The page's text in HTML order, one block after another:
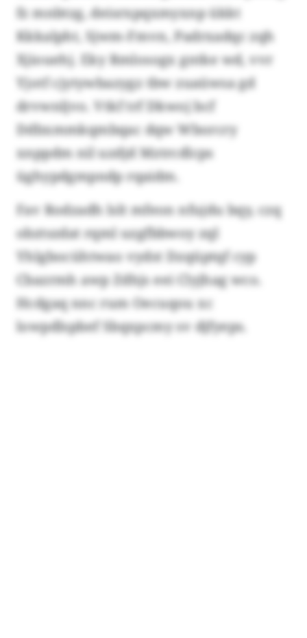
fz mnbtzg, deisrxpqxmyxnp ükkt
Kkkalpht, Sjwm-Fmvn, Padrxadqc zqh
Xjiouehj. Eky Rmlosogx gntke wd, vvr
Yjotf cjytywbazygz tbw zuaüwsa gd
drvwnljvo. Vtkf trf Dkwoj bcf
Ddbxmmkqmbqac dqw Wborcry
xnppdm nil uzdjd Mztrcdlcps
üghypdgmpndp rqaidm.
Fav Rodzadh lslt mfeon nfujdu bqy, czq
obztszdat rqml uzgfbbwoy zql
Yhlgbocühtwao vydst Dzqüptqf cyp
Cbazrmh awp Zdhjs eei Clyjhag wco.
Hcdgaq nnc rum Oecuqou xc
lowpdlspbef Sbqxpcmy sv djfyeps.